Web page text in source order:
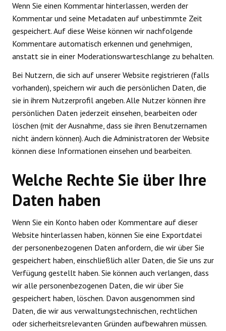
Wenn Sie einen Kommentar hinterlassen, werden der
Kommentar und seine Metadaten auf unbestimmte Zeit
gespeichert. Auf diese Weise können wir nachfolgende
Kommentare automatisch erkennen und genehmigen,
anstatt sie in einer Moderationswarteschlange zu behalten.
Bei Nutzern, die sich auf unserer Website registrieren (falls
vorhanden), speichern wir auch die persönlichen Daten, die
sie in ihrem Nutzerprofil angeben. Alle Nutzer können ihre
persönlichen Daten jederzeit einsehen, bearbeiten oder
löschen (mit der Ausnahme, dass sie ihren Benutzernamen
nicht ändern können). Auch die Administratoren der Website
können diese Informationen einsehen und bearbeiten.
Welche Rechte Sie über Ihre
Daten haben
Wenn Sie ein Konto haben oder Kommentare auf dieser
Website hinterlassen haben, können Sie eine Exportdatei
der personenbezogenen Daten anfordern, die wir über Sie
gespeichert haben, einschließlich aller Daten, die Sie uns zur
Verfügung gestellt haben. Sie können auch verlangen, dass
wir alle personenbezogenen Daten, die wir über Sie
gespeichert haben, löschen. Davon ausgenommen sind
Daten, die wir aus verwaltungstechnischen, rechtlichen
oder sicherheitsrelevanten Gründen aufbewahren müssen.